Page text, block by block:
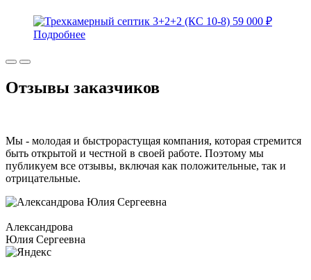
59 000 ₽
Подробнее
Отзывы заказчиков
Мы - молодая и быстрорастущая компания, которая стремится
быть открытой и честной в своей работе. Поэтому мы
публикуем все отзывы, включая как положительные, так и
отрицательные.
Александрова
Юлия Сергеевна